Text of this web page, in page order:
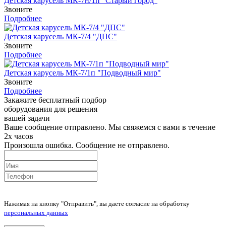
Звоните
Подробнее
Детская карусель МК-7/4 "ДПС"
Звоните
Подробнее
Детская карусель МК-7/1п "Подводный мир"
Звоните
Подробнее
Закажите бесплатный подбор
оборудования для решения
вашей задачи
Ваше сообщение отправлено. Мы свяжемся с вами в течение
2х часов
Произошла ошибка. Сообщение не отправлено.
Нажимая на кнопку "Отправить", вы даете согласие на обработку
персональных данных